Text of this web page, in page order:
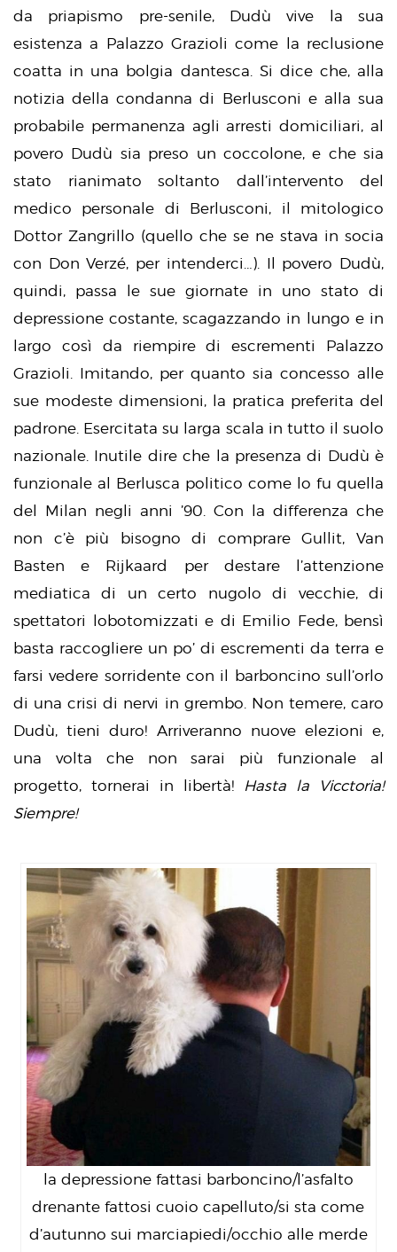
da priapismo pre-senile, Dudù vive la sua
esistenza a Palazzo Grazioli come la reclusione
coatta in una bolgia dantesca. Si dice che, alla
notizia della condanna di Berlusconi e alla sua
probabile permanenza agli arresti domiciliari, al
povero Dudù sia preso un coccolone, e che sia
stato rianimato soltanto dall’intervento del
medico personale di Berlusconi, il mitologico
Dottor Zangrillo (quello che se ne stava in socia
con Don Verzé, per intenderci…). Il povero Dudù,
quindi, passa le sue giornate in uno stato di
depressione costante, scagazzando in lungo e in
largo così da riempire di escrementi Palazzo
Grazioli. Imitando, per quanto sia concesso alle
sue modeste dimensioni, la pratica preferita del
padrone. Esercitata su larga scala in tutto il suolo
nazionale. Inutile dire che la presenza di Dudù è
funzionale al Berlusca politico come lo fu quella
del Milan negli anni ’90. Con la differenza che
non c’è più bisogno di comprare Gullit, Van
Basten e Rijkaard per destare l’attenzione
mediatica di un certo nugolo di vecchie, di
spettatori lobotomizzati e di Emilio Fede, bensì
basta raccogliere un po’ di escrementi da terra e
farsi vedere sorridente con il barboncino sull’orlo
di una crisi di nervi in grembo. Non temere, caro
Dudù, tieni duro! Arriveranno nuove elezioni e,
una volta che non sarai più funzionale al
progetto, tornerai in libertà! Hasta la Vicctoria!
Siempre!
la depressione fattasi barboncino/l’asfalto
drenante fattosi cuoio capelluto/si sta come
d’autunno sui marciapiedi/occhio alle merde